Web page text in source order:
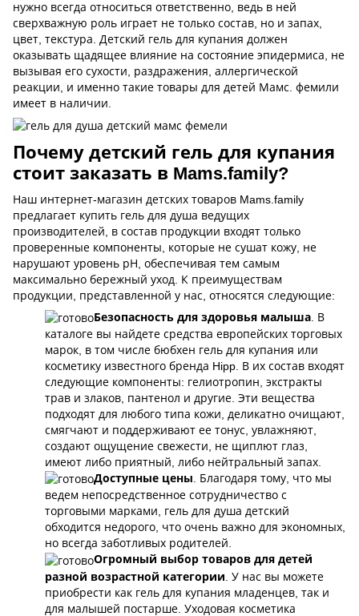
нужно всегда относиться ответственно, ведь в ней
сверхважную роль играет не только состав, но и запах,
цвет, текстура. Детский гель для купания должен
оказывать щадящее влияние на состояние эпидермиса, не
вызывая его сухости, раздражения, аллергической
реакции, и именно такие товары для детей Мамс. фемили
имеет в наличии.
Почему детский гель для купания
стоит заказать в Mams.family?
Наш интернет-магазин детских товаров Mams.family
предлагает купить гель для душа ведущих
производителей, в состав продукции входят только
проверенные компоненты, которые не сушат кожу, не
нарушают уровень рН, обеспечивая тем самым
максимально бережный уход. К преимуществам
продукции, представленной у нас, относятся следующие:
Безопасность для здоровья малыша . В
каталоге вы найдете средства европейских торговых
марок, в том числе бюбхен гель для купания или
косметику известного бренда Hipp. В их состав входят
следующие компоненты: гелиотропин, экстракты
трав и злаков, пантенол и другие. Эти вещества
подходят для любого типа кожи, деликатно очищают,
смягчают и поддерживают ее тонус, увлажняют,
создают ощущение свежести, не щиплют глаз,
имеют либо приятный, либо нейтральный запах.
Доступные цены . Благодаря тому, что мы
ведем непосредственное сотрудничество с
торговыми марками, гель для душа детский
обходится недорого, что очень важно для экономных,
но всегда заботливых родителей.
Огромный выбор товаров для детей
разной возрастной категории . У нас вы можете
приобрести как гель для купания младенцев, так и
для малышей постарше. Уходовая косметика